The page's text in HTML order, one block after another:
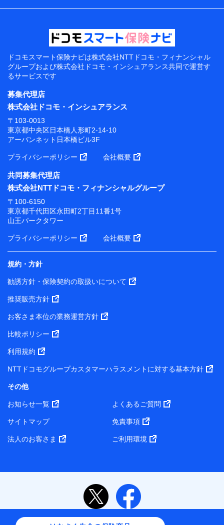
ドコモスマート保険ナビは株式会社NTTドコモ・フィナンシャル
グループおよび株式会社ドコモ・インシュアランス共同で運営す
るサービスです
募集代理店
株式会社ドコモ・インシュアランス
〒103-0013
東京都中央区日本橋人形町2-14-10
アーバンネット日本橋ビル3F
プライバシーポリシー 会社概要
共同募集代理店
株式会社NTTドコモ・フィナンシャルグループ
〒100-6150
東京都千代田区永田町2丁目11番1号
山王パークタワー
プライバシーポリシー 会社概要
規約・方針
勧誘方針・保険契約の取扱いについて
推奨販売方針
お客さま本位の業務運営方針
比較ポリシー
利用規約
NTTドコモグループカスタマーハラスメントに対する基本方針
その他
お知らせ一覧 よくあるご質問
サイトマップ 免責事項
法人のお客さま ご利用環境